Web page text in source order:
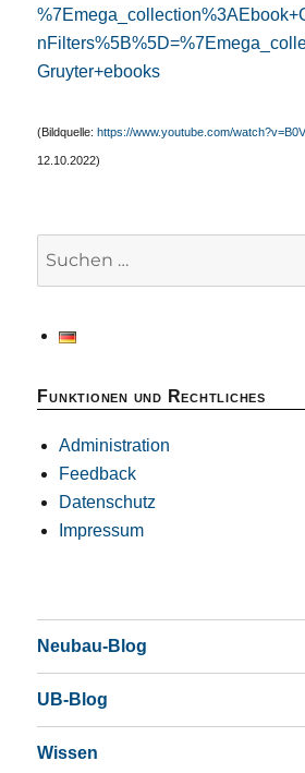
Gruyter+ebooks
(Bildquelle: https://www.youtube.com/
12.10.2022)
Funktionen und Rechtliches
Administration
Feedback
Datenschutz
Impressum
Neubau-Blog
UB-Blog
Wissen